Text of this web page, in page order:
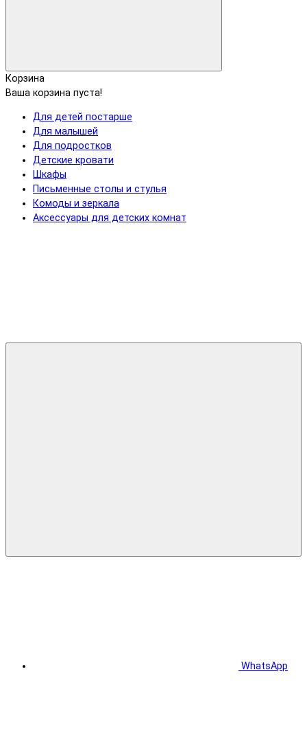
Корзина
Ваша корзина пуста!
Для детей постарше
Для малышей
Для подростков
Детские кровати
Шкафы
Письменные столы и стулья
Комоды и зеркала
Аксессуары для детских комнат
WhatsApp